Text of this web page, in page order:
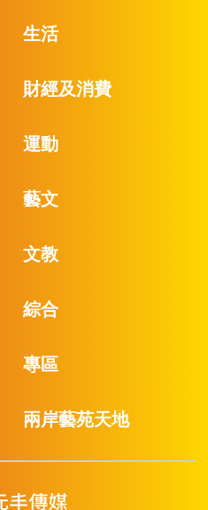
生活
財經及消費
運動
藝文
文教
綜合
專區
兩岸藝苑天地